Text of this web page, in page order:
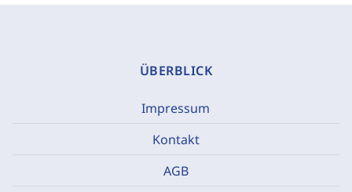
ÜBERBLICK
Impressum
Kontakt
AGB